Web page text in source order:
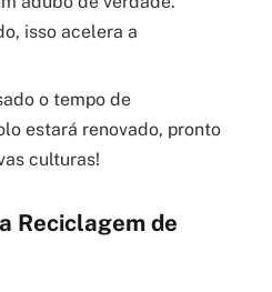
isso acelera a
o tempo de
estará renovado, pronto
culturas!
Reciclagem de